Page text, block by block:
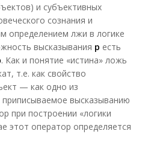
и субъективных
сознания и
определением лжи в логике
высказывания р есть
. Как и понятие «истина» ложь
т.е. как свойство
— как одно из
приписываемое высказыванию
при построении «логики
этот оператор определяется